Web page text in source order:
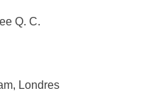
Q. C.
Londres